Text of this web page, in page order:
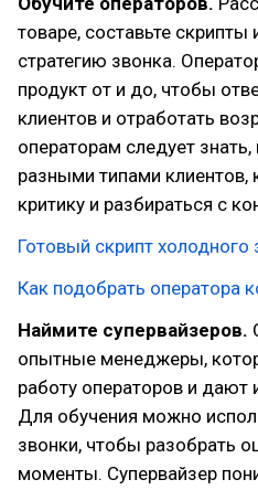
товаре, составьте скрипты
стратегию звонка.
продукт от и до, чтобы
клиентов и отработать
операторам следует
разными типами клиентов,
критику и разбираться с
Готовый скрипт холодного
Как подобрать оператора
Наймите супервайзеров.
опытные менеджеры,
работу операторов и дают
Для обучения можно
звонки, чтобы разобрать
моменты. Супервайзер